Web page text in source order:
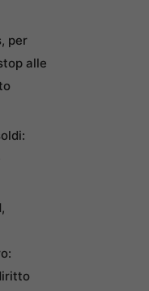
per
alle